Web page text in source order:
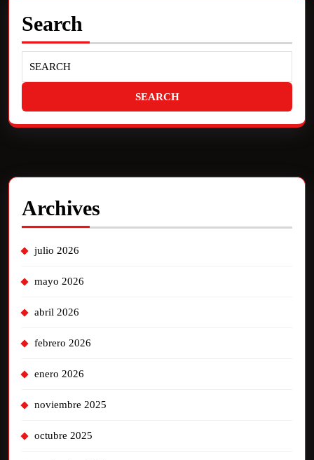
Search
Archives
julio 2026
mayo 2026
abril 2026
febrero 2026
enero 2026
noviembre 2025
octubre 2025